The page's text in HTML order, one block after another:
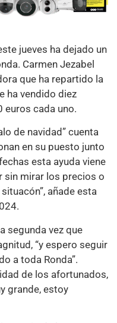
jueves ha dejado un
Carmen Jezabel
que ha repartido la
ha vendido diez
cada uno.
de navidad” cuenta
en su puesto junto
esta ayuda viene
sin mirar los precios o
añade esta
segunda vez que
“y espero seguir
a toda Ronda”.
de los afortunados,
grande, estoy